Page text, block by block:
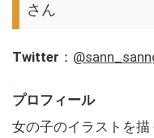
さん
Twitter ：
プロフィール
女の子のイラストを